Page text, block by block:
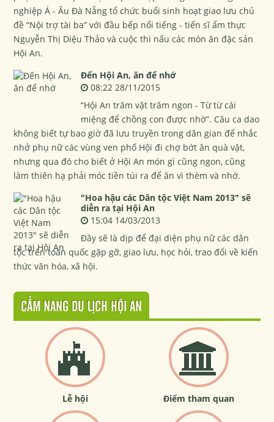
nghiệp Á - Âu Đà Nẵng tổ chức buổi sinh hoạt giao lưu chủ
đề “Nội trợ tài ba” với đầu bếp nổi tiếng - tiến sĩ ẩm thực
Nguyễn Thị Diệu Thảo và cuộc thi nấu các món ăn đặc sản
Hội An.
Đến Hội An, ăn để nhớ
08:22 28/11/2015
“Hội An trăm vật trăm ngon - Từ từ cái
miệng để chồng con được nhờ”. Câu ca dao
không biết tự bao giờ đã lưu truyền trong dân gian để nhắc
nhở phụ nữ các vùng ven phố Hội đi chợ bớt ăn quà vặt,
nhưng qua đó cho biết ở Hội An món gì cũng ngon, cũng
làm thiên hạ phải móc tiền túi ra để ăn vì thèm và nhớ.
"Hoa hậu các Dân tộc Việt Nam 2013" sẽ
diễn ra tại Hội An
15:04 14/03/2013
Đây sẽ là dịp để đại diện phụ nữ các dân
tộc trên toàn quốc gặp gỡ, giao lưu, học hỏi, trao đổi về kiến
thức văn hóa, xã hội.
CẨM NANG DU LỊCH HỘI AN
Lễ hội Điểm tham quan